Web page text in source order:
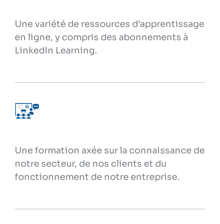
Une variété de ressources d’apprentissage
en ligne, y compris des abonnements à
LinkedIn Learning.
Une formation axée sur la connaissance de
notre secteur, de nos clients et du
fonctionnement de notre entreprise.